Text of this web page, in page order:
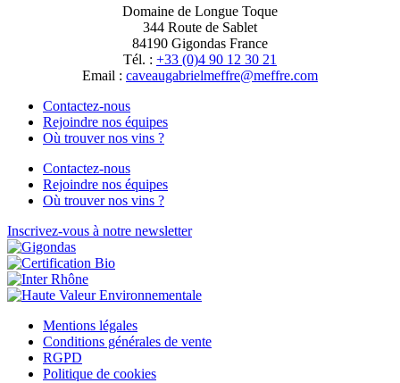
Domaine de Longue Toque
344 Route de Sablet
84190 Gigondas France
Tél. : +33 (0)4 90 12 30 21
Email : moc.erffem@erffemleirbaguaevac
Contactez-nous
Rejoindre nos équipes
Où trouver nos vins ?
Contactez-nous
Rejoindre nos équipes
Où trouver nos vins ?
Inscrivez-vous à notre newsletter
Mentions légales
Conditions générales de vente
RGPD
Politique de cookies